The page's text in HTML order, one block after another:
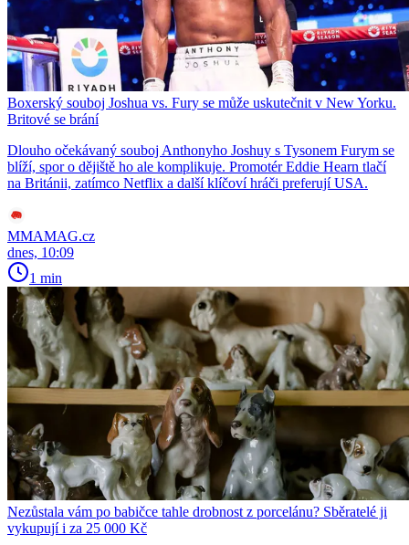
Boxerský souboj Joshua vs. Fury se může uskutečnit v New Yorku.
Britové se brání
Dlouho očekávaný souboj Anthonyho Joshuy s Tysonem Furym se
blíží, spor o dějiště ho ale komplikuje. Promotér Eddie Hearn tlačí
na Británii, zatímco Netflix a další klíčoví hráči preferují USA.
MMAMAG.cz
dnes, 10:09
1 min
Nezůstala vám po babičce tahle drobnost z porcelánu? Sběratelé ji
vykupují i za 25 000 Kč